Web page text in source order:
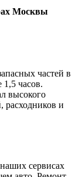
Москвы
частей в
1,5 часов.
высокого
расходников и
сервисах